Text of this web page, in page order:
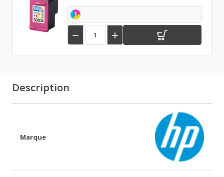
1
 
Description
Marque